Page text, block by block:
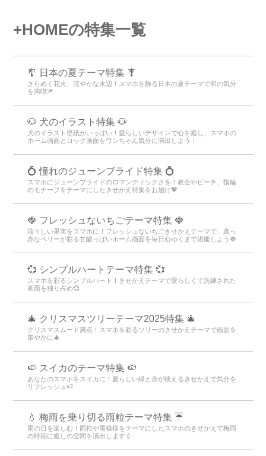
+HOMEの特集一覧
🎐 日本の夏テーマ特集 🎐
きらめく花火、涼やかな水辺！スマホを飾る日本の夏テーマで和の気分
を満喫🎆
🐶 犬のイラスト特集 🐶
犬のイラスト壁紙がいっぱい！愛らしいデザインで心を癒し、スマホの
ホーム画面とロック画面をワンちゃん気分に演出しよう！
💍 憧れのジューンブライド特集 💍
スマホにジューンブライドのロマンティックさを！教会やビーチ、指輪
のモチーフをテーマにしたきせかえ特集をお届け💖
🍓 フレッシュないちごテーマ特集 🍓
瑞々しい果実をスマホに！フレッシュないちごきせかえテーマで、真っ
赤なベリーが彩る甘酸っぱいホーム画面を毎日心ゆくまで堪能しよう🍓
💞 シンプルハートテーマ特集 💞
スマホを彩るシンプルハート！きせかえテーマで愛らしくて洗練された
画面を独り占め💞
🎄 クリスマスツリーテーマ2025特集 🎄
クリスマスムード満点！スマホを彩るツリーのきせかえテーマで画面を
華やかに🎄
🍉 スイカのテーマ特集 🍉
あなたのスマホをスイカに！夏らしい緑と赤が映えるきせかえで気分を
リフレッシュ🍉
💧 梅雨を乗り切る雨粒テーマ特集 ☔
雨の日を楽しむ！雨粒や雨模様をテーマにしたスマホのきせかえで梅雨
の時期に癒しの空間を演出します💧